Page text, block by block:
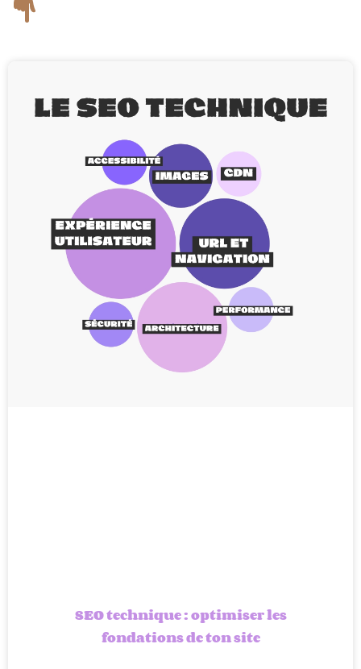
SEO technique : optimiser les
fondations de ton site